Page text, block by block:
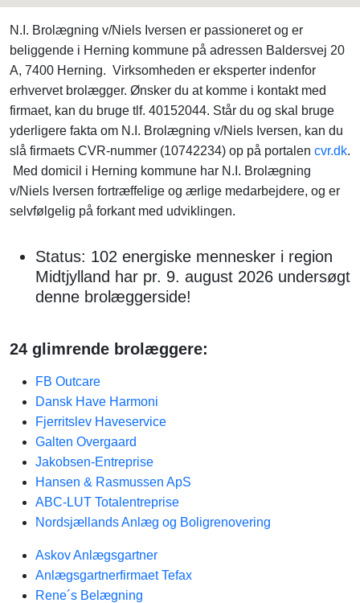
N.I. Brolægning v/Niels Iversen er passioneret og er
beliggende i Herning kommune på adressen Baldersvej 20
A, 7400 Herning. Virksomheden er eksperter indenfor
erhvervet brolægger. Ønsker du at komme i kontakt med
firmaet, kan du bruge tlf. 40152044. Står du og skal bruge
yderligere fakta om N.I. Brolægning v/Niels Iversen, kan du
slå firmaets CVR-nummer (10742234) op på portalen cvr.dk.
Med domicil i Herning kommune har N.I. Brolægning
v/Niels Iversen fortræffelige og ærlige medarbejdere, og er
selvfølgelig på forkant med udviklingen.
Status: 102 energiske mennesker i region
Midtjylland har pr. 9. august 2026 undersøgt
denne brolæggerside!
24 glimrende brolæggere:
FB Outcare
Dansk Have Harmoni
Fjerritslev Haveservice
Galten Overgaard
Jakobsen-Entreprise
Hansen & Rasmussen ApS
ABC-LUT Totalentreprise
Nordsjællands Anlæg og Boligrenovering
Askov Anlægsgartner
Anlægsgartnerfirmaet Tefax
Rene´s Belægning